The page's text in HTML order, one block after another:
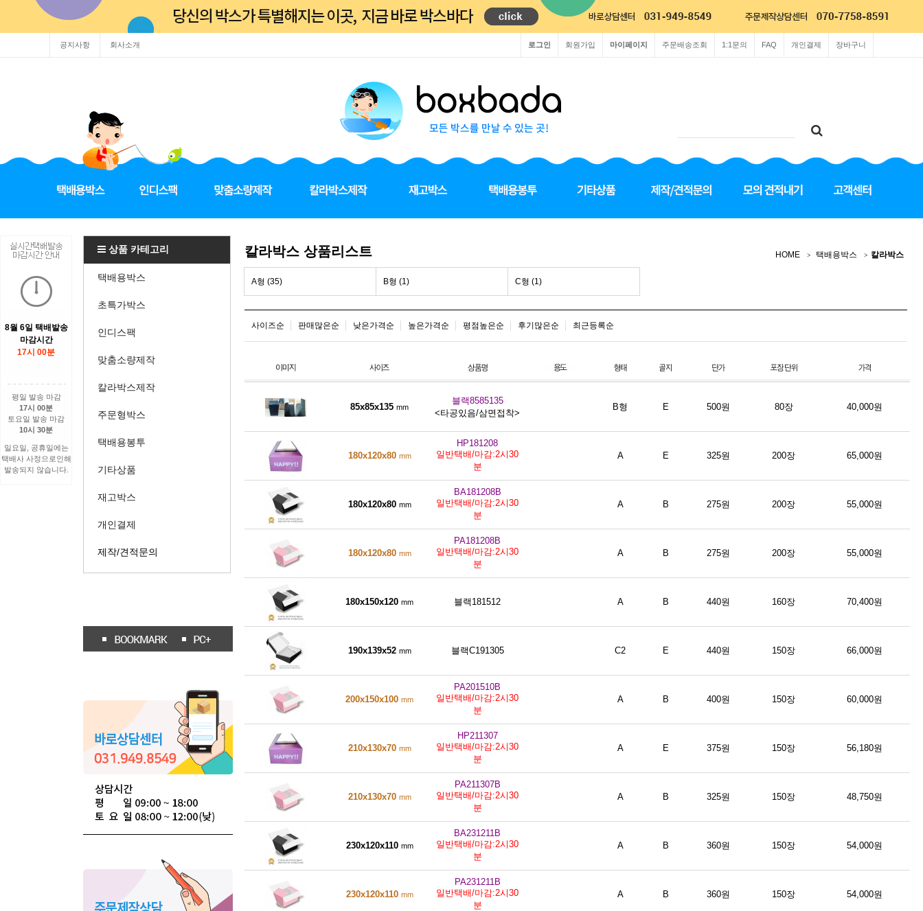
공지사항 회사소개 장바구니
개인결제
FAQ
1:1문의
주문배송조회
마이페이지
회원가입
로그인
8월 6일 택배발송
마감시간
17시 00분
평일 발송 마감
17시 00분
토요일 발송 마감
10시 30분
일요일, 공휴일에는
택배사 사정으로인해
발송되지 않습니다.
상품 카테고리
택배용박스
초특가박스
인디스팩
맞춤소량제작
칼라박스제작
주문형박스
택배용봉투
기타상품
재고박스
개인결제
제작/견적문의
칼라박스 상품리스트 HOME 택배용박스 칼라박스
A형 (35) B형 (1) C형 (1)
사이즈순 판매많은순 낮은가격순 높은가격순 평점높은순 후기많은순 최근등록순
85x85x135 mm
블랙8585135
<타공있음/삼면접착>
B형 E 500원 80장 40,000원
180x120x80 mm
HP181208
일반택배/마감:2시30
분
A E 325원 200장 65,000원
180x120x80 mm
BA181208B
일반택배/마감:2시30
분
A B 275원 200장 55,000원
180x120x80 mm
PA181208B
일반택배/마감:2시30
분
A B 275원 200장 55,000원
180x150x120 mm 블랙181512 A B 440원 160장 70,400원
190x139x52 mm 블랙C191305 C2 E 440원 150장 66,000원
200x150x100 mm
PA201510B
일반택배/마감:2시30
분
A B 400원 150장 60,000원
210x130x70 mm
HP211307
일반택배/마감:2시30
분
A E 375원 150장 56,180원
210x130x70 mm
PA211307B
일반택배/마감:2시30
분
A B 325원 150장 48,750원
230x120x110 mm
BA231211B
일반택배/마감:2시30
분
A B 360원 150장 54,000원
230x120x110 mm
PA231211B
일반택배/마감:2시30
분
A B 360원 150장 54,000원